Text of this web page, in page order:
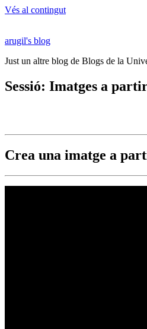
Vés al contingut
arugil's blog
Just un altre blog de Blogs de la
Sessió: Imatges a
Crea una imatge a